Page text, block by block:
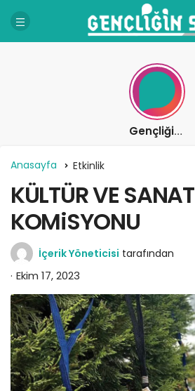
Gençliğin Sesi
Anasayfa Etkinlik
KÜLTÜR VE SANAT
KOMiSYONU
İçerik Yöneticisi tarafından
Ekim 17, 2023